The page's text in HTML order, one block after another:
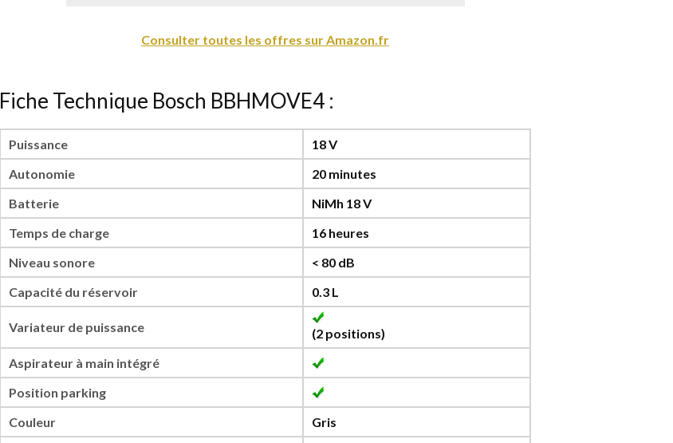
Consulter toutes les offres sur Amazon.fr
Fiche Technique Bosch BBHMOVE4 :
Puissance
18 V
Autonomie
20 minutes
Batterie
NiMh 18 V
Temps de charge
16 heures
Niveau sonore
< 80 dB
Capacité du réservoir
0.3 L
Variateur de puissance
(2 positions)
Aspirateur à main intégré
Position parking
Couleur
Gris